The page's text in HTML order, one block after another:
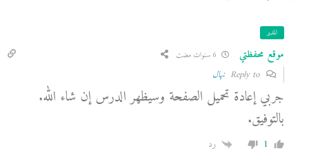
المدير
موقع محفظتي
Reply to نهال
جربي إعادة تحميل الصفحة وسيظهر الدرس إن شاء الله.
بالتوفيق.
1 رد